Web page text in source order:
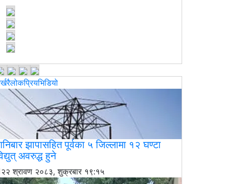
लोकप्रियभिडियो
झापासहित पूर्वका ५ जिल्लामा १२ घण्टा
अवरुद्ध हुने
२२ श्रावण २०८३, शुक्रबार १९:१५